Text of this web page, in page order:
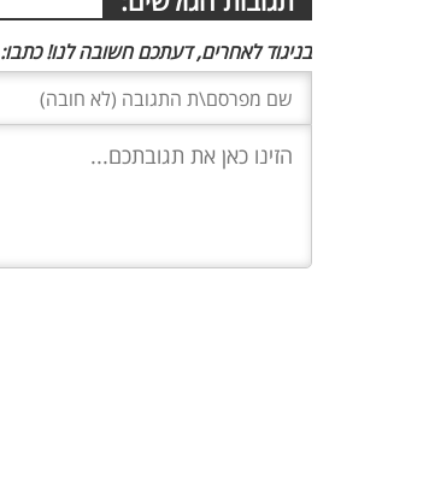
בניגוד לאחרים, דעתכם חשובה לנו! כתבו: